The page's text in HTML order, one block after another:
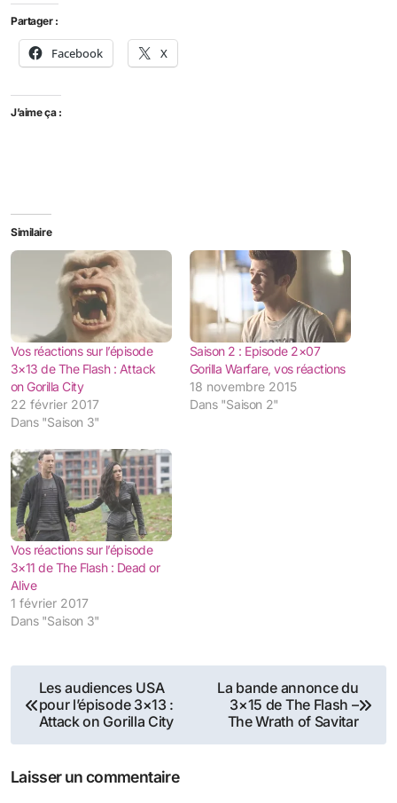
Partager :
Facebook X
J’aime ça :
Similaire
Vos réactions sur l’épisode
3×13 de The Flash : Attack
on Gorilla City
22 février 2017
Dans "Saison 3"
Saison 2 : Episode 2×07
Gorilla Warfare, vos réactions
18 novembre 2015
Dans "Saison 2"
Vos réactions sur l’épisode
3×11 de The Flash : Dead or
Alive
1 février 2017
Dans "Saison 3"
Navigation
de
l’article
Les audiences USA
pour l’épisode 3×13 :
Attack on Gorilla City
La bande annonce du
3×15 de The Flash –
The Wrath of Savitar
Laisser un commentaire